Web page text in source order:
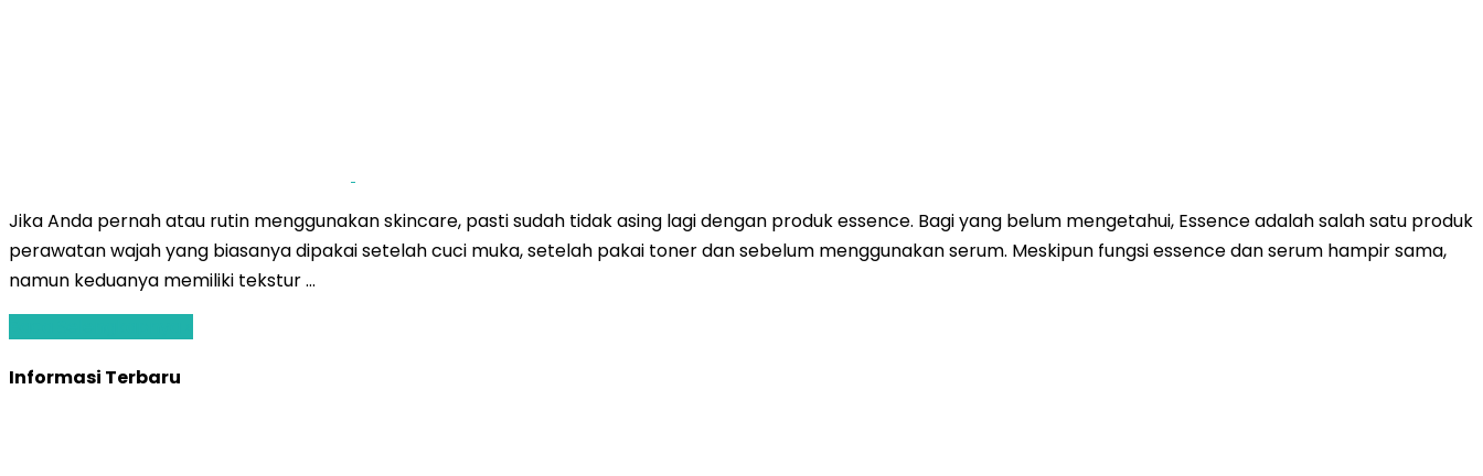
Jika Anda pernah atau rutin menggunakan skincare, pasti sudah tidak asing lagi dengan produk essence. Bagi yang belum mengetahui, Essence adalah salah satu produk
perawatan wajah yang biasanya dipakai setelah cuci muka, setelah pakai toner dan sebelum menggunakan serum. Meskipun fungsi essence dan serum hampir sama,
namun keduanya memiliki tekstur …
Informasi Terbaru